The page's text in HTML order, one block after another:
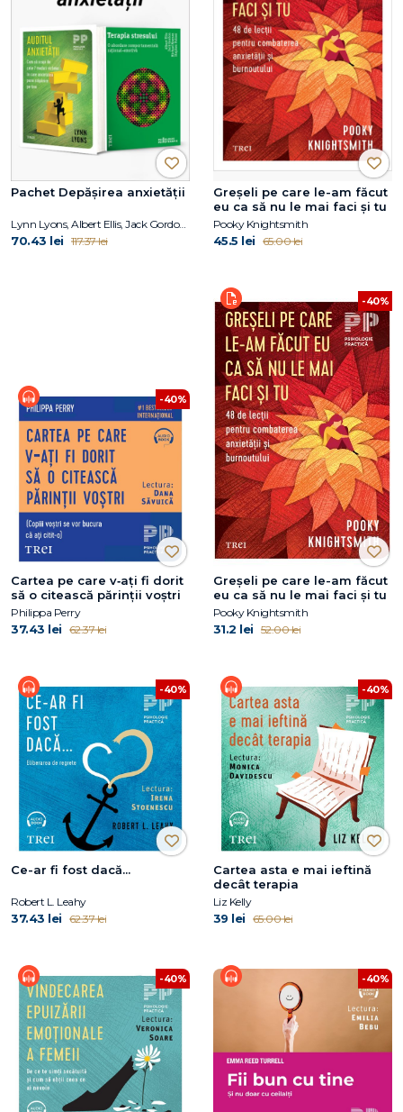
Pachet Depășirea anxietății
Lynn Lyons, Albert Ellis, Jack Gordon, Michael Neenan, Stephen Palmer
70.43 lei 117.37 lei
Greșeli pe care le-am făcut
eu ca să nu le mai faci și tu
Pooky Knightsmith
45.5 lei 65.00 lei
-40%
Cartea pe care v‑ați fi dorit
să o citească părinții voștri
Philippa Perry
37.43 lei 62.37 lei
-40%
Greșeli pe care le-am făcut
eu ca să nu le mai faci și tu
Pooky Knightsmith
31.2 lei 52.00 lei
-40%
Ce-ar fi fost dacă...
Robert L. Leahy
37.43 lei 62.37 lei
-40%
Cartea asta e mai ieftină
decât terapia
Liz Kelly
39 lei 65.00 lei
-40% -40%